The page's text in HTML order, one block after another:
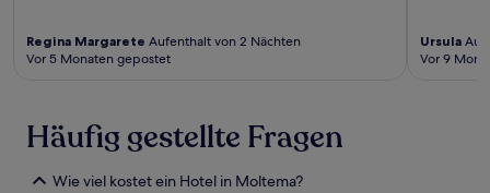
Regina Margarete Aufenthalt von 2 Nächten
Vor 5 Monaten gepostet
Ursula
Vor 9
Häufig gestellte Fragen
Wie viel kostet ein Hotel in Moltema?